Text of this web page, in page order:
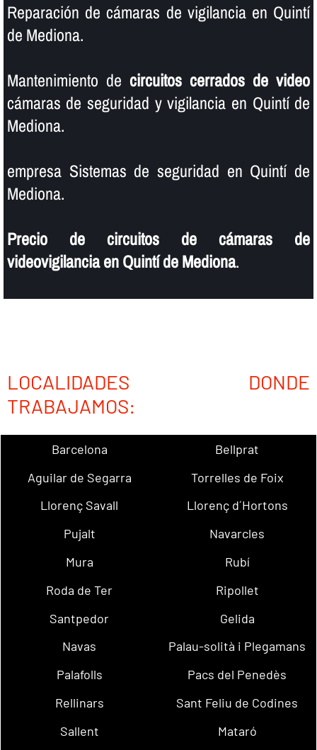
Reparación de cámaras de vigilancia en Quintí
de Mediona.
Mantenimiento de circuitos cerrados de video
cámaras de seguridad y vigilancia en Quintí de
Mediona.
empresa Sistemas de seguridad en Quintí de
Mediona.
Precio de circuitos de cámaras de
videovigilancia en Quintí de Mediona.
LOCALIDADES DONDE
TRABAJAMOS:
Barcelona
Bellprat
Aguilar de Segarra
Torrelles de Foix
Llorenç Savall
Llorenç d´Hortons
Pujalt
Navarcles
Mura
Rubí
Roda de Ter
Ripollet
Santpedor
Gelida
Navas
Palau-solità i Plegamans
Palafolls
Pacs del Penedès
Rellinars
Sant Feliu de Codines
Sallent
Mataró